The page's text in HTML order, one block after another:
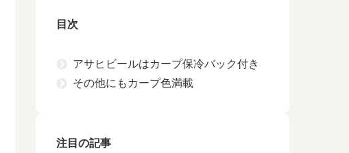
目次
アサヒビールはカープ保冷バック付き
その他にもカープ色満載
注目の記事